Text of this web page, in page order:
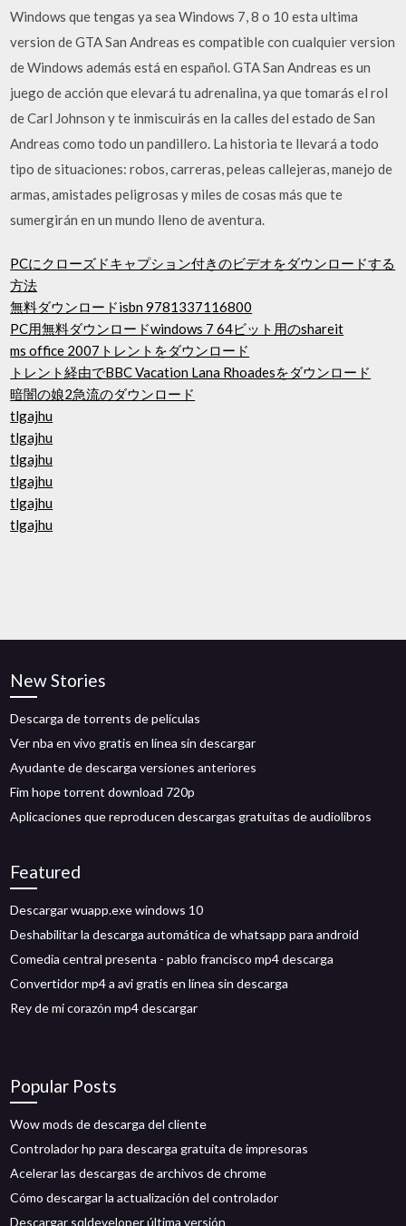
Windows que tengas ya sea Windows 7, 8 o 10 esta ultima
version de GTA San Andreas es compatible con cualquier version
de Windows además está en español. GTA San Andreas es un
juego de acción que elevará tu adrenalina, ya que tomarás el rol
de Carl Johnson y te inmiscuirás en la calles del estado de San
Andreas como todo un pandillero. La historia te llevará a todo
tipo de situaciones: robos, carreras, peleas callejeras, manejo de
armas, amistades peligrosas y miles de cosas más que te
sumergirán en un mundo lleno de aventura.
PCにクローズドキャプション付きのビデオをダウンロードする
方法
無料ダウンロードisbn 9781337116800
PC用無料ダウンロードwindows 7 64ビット用のshareit
ms office 2007トレントをダウンロード
トレント経由でBBC Vacation Lana Rhoadesをダウンロード
暗闇の娘2急流のダウンロード
tlgajhu
tlgajhu
tlgajhu
tlgajhu
tlgajhu
tlgajhu
New Stories
Descarga de torrents de películas
Ver nba en vivo gratis en línea sin descargar
Ayudante de descarga versiones anteriores
Fim hope torrent download 720p
Aplicaciones que reproducen descargas gratuitas de audiolibros
Featured
Descargar wuapp.exe windows 10
Deshabilitar la descarga automática de whatsapp para android
Comedia central presenta - pablo francisco mp4 descarga
Convertidor mp4 a avi gratis en línea sin descarga
Rey de mi corazón mp4 descargar
Popular Posts
Wow mods de descarga del cliente
Controlador hp para descarga gratuita de impresoras
Acelerar las descargas de archivos de chrome
Cómo descargar la actualización del controlador
Descargar sqldeveloper última versión